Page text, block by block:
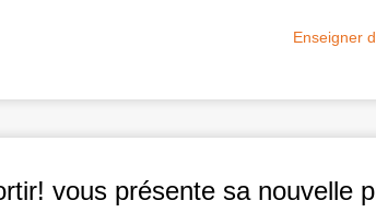
Enseigner
vous présente sa nouvelle